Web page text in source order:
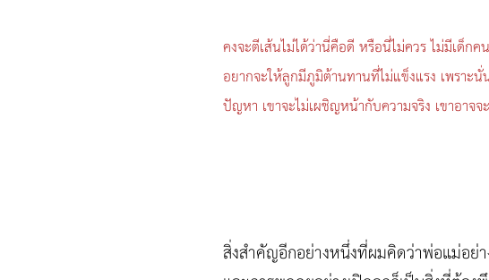
คงจะตีเส้นไม่ได้ว่านี่คือดี หรือนี่ไม่ควร ไม่มีเด็
อยากจะให้ลูกมีภูมิต้านทานที่ไม่แข็งแรง เพราะ
ปัญหา เขาจะไม่เผชิญหน้ากับความจริง เขาอาจ
สิ่งสำคัญอีกอย่างหนึ่งที่ผมคิดว่าพ่อแม่อย่